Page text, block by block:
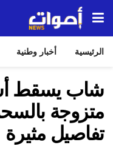
الرئيسية أخبار وطنية
شاب يسقط
متزوجة
تفاصيل مثيرة